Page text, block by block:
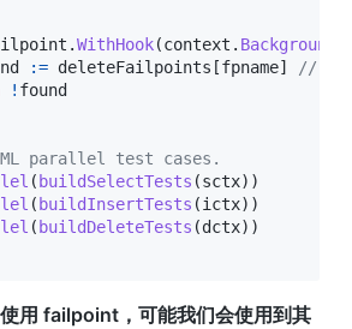
.WithHook(context . Background
:= deleteFailpoints [fpname]
//
! found
parallel test cases.
( buildSelectTests (sctx) )
( buildInsertTests (ictx) )
( buildDeleteTests (dctx) )
用 failpoint，可能我们会使用到其